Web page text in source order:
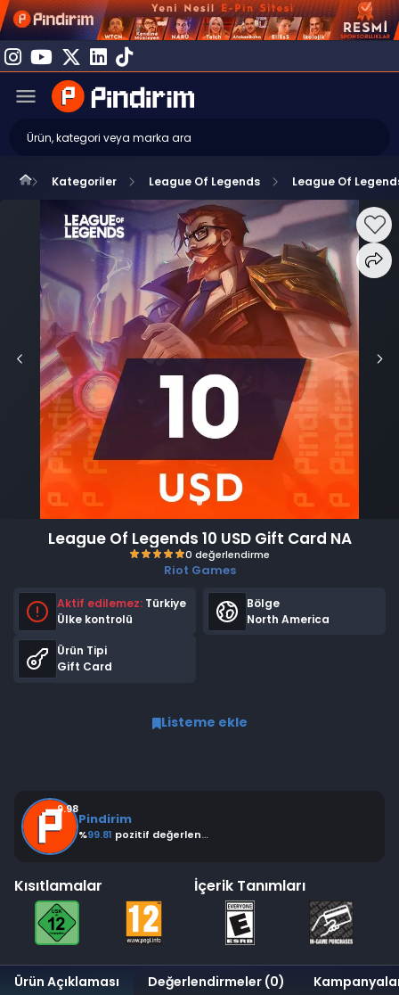
Kategoriler League Of Legends League Of
League Of Legends 10 USD Gift Card NA
Riot Games
Aktif edilemez:Türkiye
Ülke kontrolü
Bölge
North America
Ürün Tipi
Gift Card
Listeme ekle
9.98
Pindirim
%99.81 pozitif değerlendirme
Kısıtlamalar İçerik Tanımları
Ürün Açıklaması Değerlendirmeler (0)